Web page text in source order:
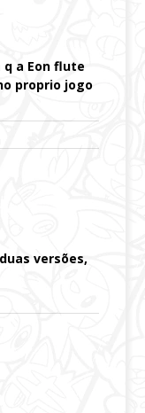
a Eon flute
proprio jogo
versões,